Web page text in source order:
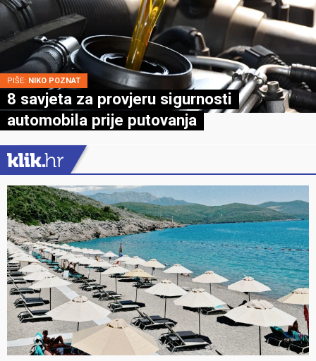
PIŠE: NIKO POZNAT
8 savjeta za provjeru sigurnosti
automobila prije putovanja